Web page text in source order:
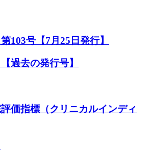
103号【7月25日発行】
過去の発行号】
価指標（クリニカルインディ